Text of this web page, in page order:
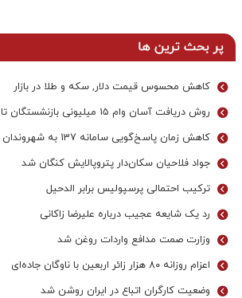
پر بحث ترین ها
کاهش محسوس قیمت دلار, سکه و طلا در بازار
روش دریافت آسان وام ۱۵ میلیونی بازنشستگان تامین اجتماعی
کاهش زمان پاسخ‌گویی سامانه 137 به شهروندان در سال ۱۴۰۱
جواد فلاحیان سکان‌دار پتروپالایش کنگان شد
ترکیب احتمالی پرسپولیس برابر الدحیل
رد یک شایعه عجیب درباره علیرضا زاکانی
وزارت صمت مدافع واردات روغن شد
اعزام روزانه ۸۰ هزار زائر اربعین با ناوگان جاده‌ای
وضعیت کارگران اتباع در ایران روشن شد